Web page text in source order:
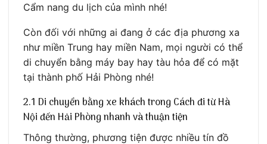
Cẩm nang du lịch của mình nhé!
Còn đối với những ai đang ở các địa phương xa
như miền Trung hay miền Nam, mọi người có thể
di chuyển bằng máy bay hay tàu hỏa để có mặt
tại thành phố Hải Phòng nhé!
2.1 Di chuyển bằng xe khách trong Cách đi từ Hà
Nội đến Hải Phòng nhanh và thuận tiện
Thông thường, phương tiện được nhiều tín đồ